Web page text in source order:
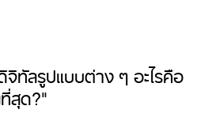
ทัลรูปแบบต่าง ๆ อะไรคือ
สุด?"